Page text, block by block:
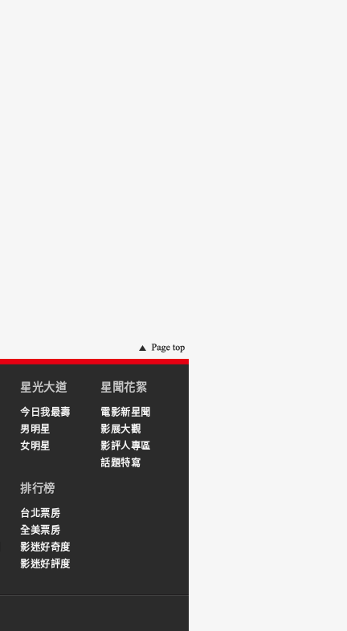
星光大道
今日我最壽
男明星
女明星
星聞花絮
電影新星聞
影展大觀
影評人專區
話題特寫
排行榜
台北票房
全美票房
影迷好奇度
影迷好評度